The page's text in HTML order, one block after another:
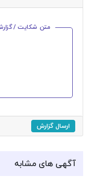
متن شکایت / گزارش
ارسال گزارش
آگهی های مشابه